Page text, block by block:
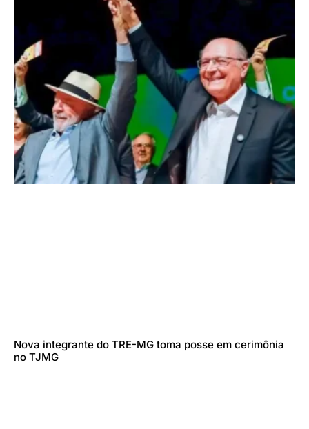
Nova integrante do TRE-MG toma posse em cerimônia
no TJMG